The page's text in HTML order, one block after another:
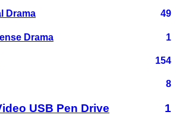
Drama 49
Drama 1
154
8
USB Pen Drive
1